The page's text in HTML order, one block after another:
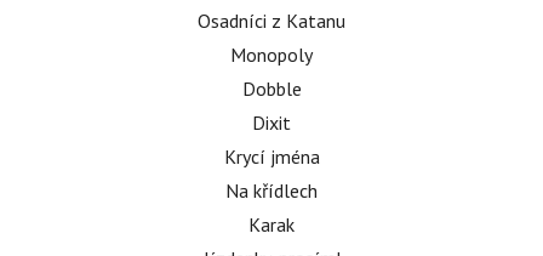
Osadníci z Katanu
Monopoly
Dobble
Dixit
Krycí jména
Na křídlech
Karak